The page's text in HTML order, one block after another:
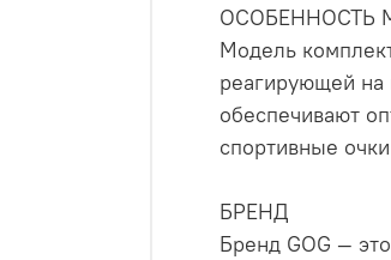
ОСОБЕННОСТЬ
Модель
реагирующей на
обеспечивают
спортивные
БРЕНД
Бренд GOG —